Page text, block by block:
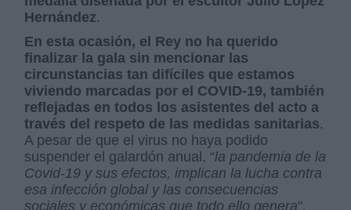
Hernández.
En esta ocasión, el Rey no ha querido
finalizar la gala sin mencionar las
circunstancias tan difíciles que estamos
viviendo marcadas por el COVID-19, también
reflejadas en todos los asistentes del acto a
través del respeto de las medidas sanitarias.
A pesar de que el virus no haya podido
suspender el galardón anual, “la pandemia de la
Covid-19 y sus efectos, implican la lucha contra
esa infección global y las consecuencias
sociales y económicas que todo ello genera".